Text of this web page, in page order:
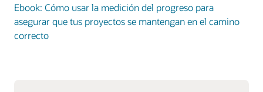
Ebook: Cómo usar la medición del progreso para
asegurar que tus proyectos se mantengan en el camino
correcto